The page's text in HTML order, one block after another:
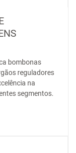
bombonas
reguladores
na
segmentos.